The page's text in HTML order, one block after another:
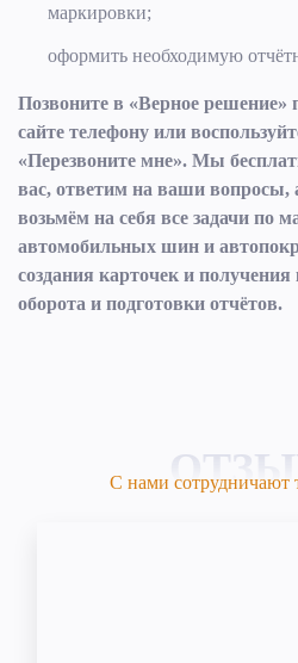
маркировки;
оформить необходимую
Позвоните в «Верное
сайте телефону или
«Перезвоните мне». Мы
вас, ответим на ваши вопросы,
возьмём на себя все задачи по
автомобильных шин и
создания карточек и
оборота и подготовки отчётов.
С нами сотрудничают